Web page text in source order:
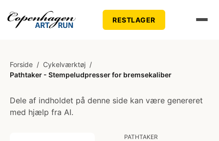
RESTLAGER
Forside / Cykelværktøj /
Pathtaker - Stempeludpresser for bremsekaliber
Dele af indholdet på denne side kan være genereret
med hjælp fra AI.
PATHTAKER